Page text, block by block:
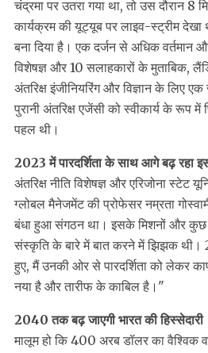
चंद्रमा पर उतरा गया था, तो उस दौरान 8
कार्यक्रम की यूट्यूब पर लाइव-स्ट्रीम देखा
बना दिया है। एक दर्जन से अधिक वर्तमान और
विशेषज्ञ और 10 सलाहकारों के मुताबिक,
अंतरिक्ष इंजीनियरिंग और विज्ञान के लिए
पुरानी अंतरिक्ष एजेंसी को स्वीकार्य के रूप
पहल थी।
2023 में पारदर्शिता के साथ आगे बढ़ रहा
अंतरिक्ष नीति विशेषज्ञ और एरिजोना स्टेट
ग्लोबल मैनेजमेंट की प्रोफेसर नम्रता
बंधा हुआ संगठन था। इसके मिशनों और कुछ
संस्कृति के बारे में बात करने में झिझक
हुए, मैं उनकी ओर से पारदर्शिता को लेकर
नया है और तारीफ के काबिल है।"
2040 तक बढ़ जाएगी भारत की हिस्सेदारी
मालूम हो कि 400 अरब डॉलर का वैश्विक